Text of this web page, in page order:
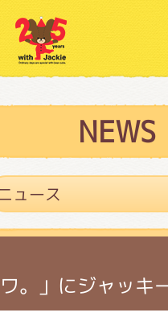
NEWS
。」にジャッキ
介